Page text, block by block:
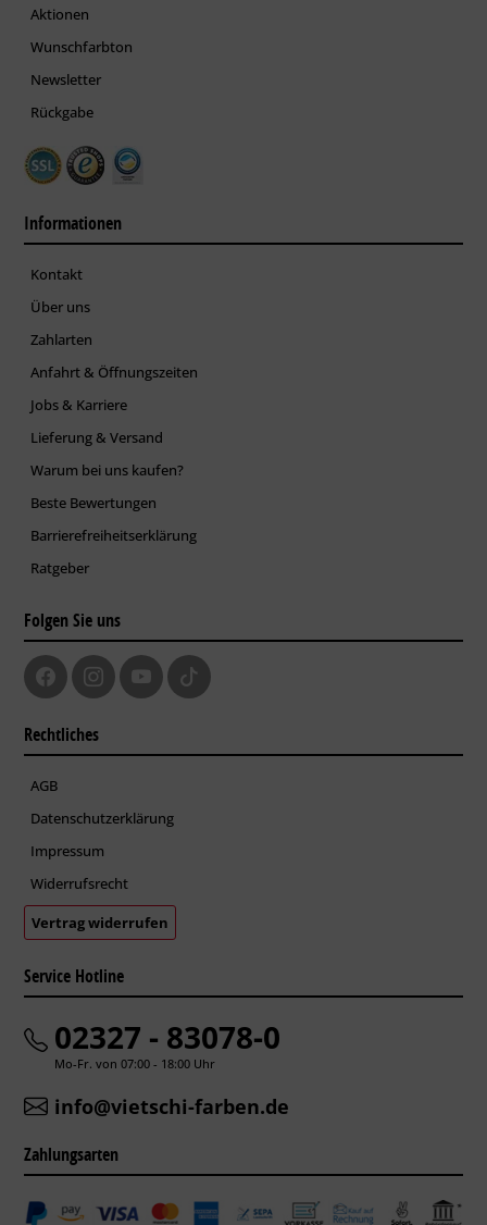
Aktionen
Wunschfarbton
Newsletter
Rückgabe
Informationen
Kontakt
Über uns
Zahlarten
Anfahrt & Öffnungszeiten
Jobs & Karriere
Lieferung & Versand
Warum bei uns kaufen?
Beste Bewertungen
Barrierefreiheitserklärung
Ratgeber
Folgen Sie uns
Rechtliches
AGB
Datenschutzerklärung
Impressum
Widerrufsrecht
Vertrag widerrufen
Service Hotline
02327 - 83078-0
Mo-Fr. von 07:00 - 18:00 Uhr
info@vietschi-farben.de
Zahlungsarten